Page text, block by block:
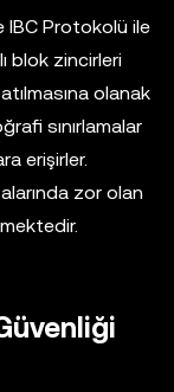
IBC Protokolü ile
blok zincirleri
olanak
sınırlamalar
erişirler.
zor olan